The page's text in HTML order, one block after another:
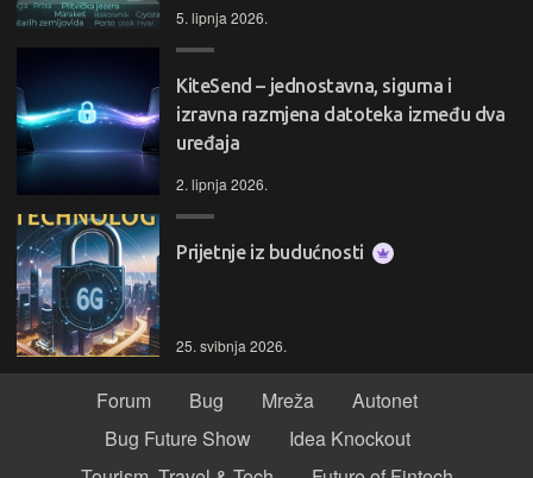
5. lipnja 2026.
KiteSend – jednostavna, sigurna i
izravna razmjena datoteka između dva
uređaja
2. lipnja 2026.
Prijetnje iz budućnosti
25. svibnja 2026.
Forum Bug Mreža
Autonet
Bug Future Show
Idea Knockout